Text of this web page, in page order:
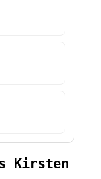
Kirsten